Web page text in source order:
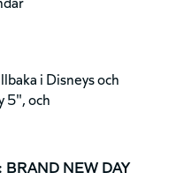
i Disneys och
5", och
NEW DAY